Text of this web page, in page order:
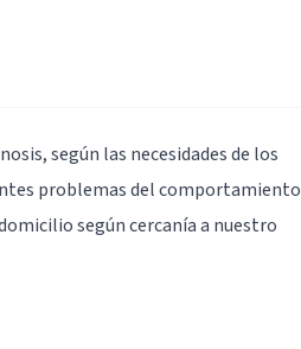
según las necesidades de los
problemas del comportamiento
según cercanía a nuestro